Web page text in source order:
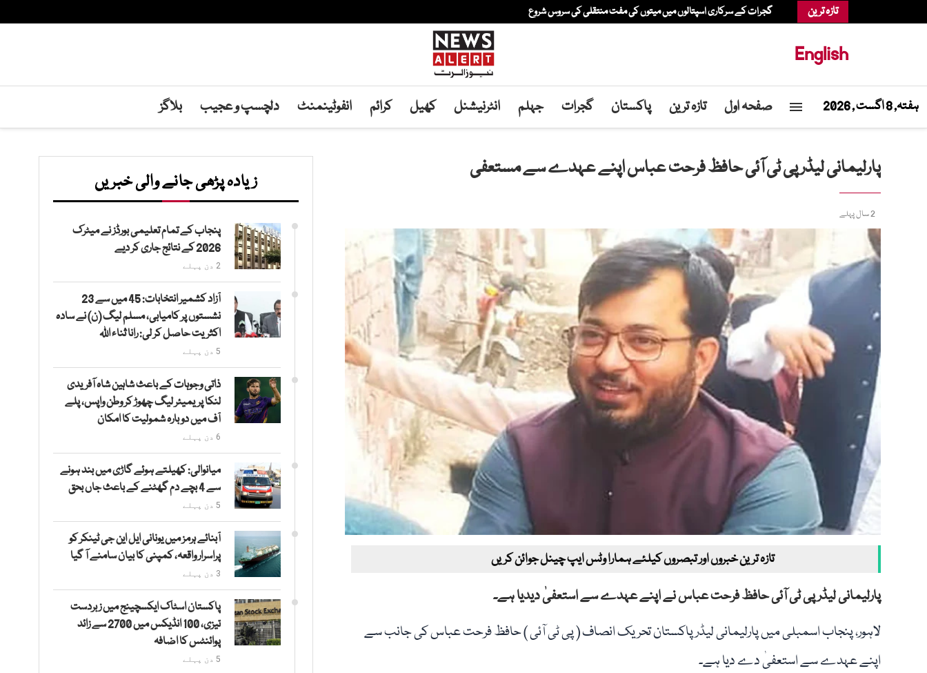
تازہ ترین گجرات کے سرکاری اسپتالوں میں میتوں کی مفت منتقلی کی سروس شروع
English
ہفتہ, 8 اگست , 2026 صفحہ اول تازہ ترین پاکستان گجرات جہلم انٹرنیشنل کھیل کرائم انفوٹینمنٹ دلچسپ و عجیب بلاگز
پارلیمانی لیڈر پی ٹی آئی حافظ فرحت عباس اپنے عہدے سے مستعفی
2 سال پہلے
تازہ ترین خبروں اور تبصروں کیلئے ہمارا وٹس ایپ چینل جوائن کریں
پارلیمانی لیڈر پی ٹی آئی حافظ فرحت عباس نے اپنے عہدے سے استعفیٰ دیدیا ہے۔
لاہور، پنجاب اسمبلی میں پارلیمانی لیڈر پاکستان تحریک انصاف ( پی ٹی آئی ) حافظ فرحت عباس کی جانب سے
اپنے عہدے سے استعفیٰ دے دیا ہے۔
زیادہ پڑھی جانے والی خبریں
پنجاب کے تمام تعلیمی بورڈز نے میٹرک
2026 کے نتائج جاری کر دیے
2 دن پہلے
آزاد کشمیر انتخابات: 45 میں سے 23
نشستوں پر کامیابی، مسلم لیگ (ن) نے سادہ
اکثریت حاصل کر لی: رانا ثناء اللہ
5 دن پہلے
ذاتی وجوہات کے باعث شاہین شاہ آفریدی
لنکا پریمیئر لیگ چھوڑ کر وطن واپس، پلے
آف میں دوبارہ شمولیت کا امکان
6 دن پہلے
میانوالی: کھیلتے ہوئے گاڑی میں بند ہونے
سے 4 بچے دم گھٹنے کے باعث جاں بحق
5 دن پہلے
آبنائے ہرمز میں یونانی ایل این جی ٹینکر کو
پراسرار واقعہ، کمپنی کا بیان سامنے آ گیا
3 دن پہلے
پاکستان اسٹاک ایکسچینج میں زبردست
تیزی، 100 انڈیکس میں 2700 سے زائد
پوائنٹس کا اضافہ
5 دن پہلے